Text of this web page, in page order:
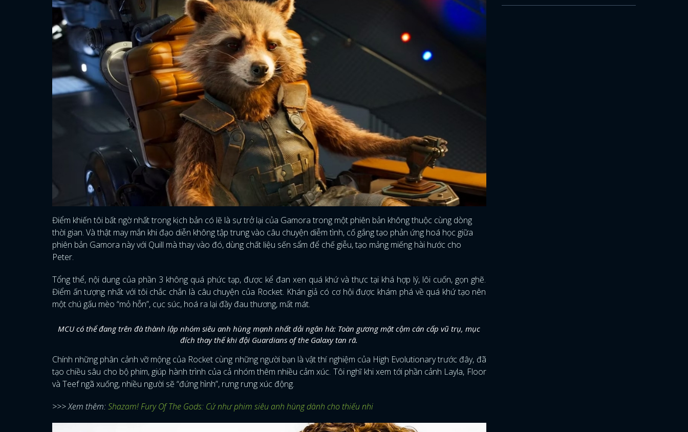
ĐĂNG NHẬP
FACEBOOK
Điểm khiến tôi bất ngờ nhất trong kịch bản có lẽ là sự trở lại của Gamora trong một phiên bản không thuộc cùng dòng
thời gian. Và thật may mắn khi đạo diễn không tập trung vào câu chuyện diễm tình, cố gắng tạo phản ứng hoá học giữa
phiên bản Gamora này với Quill mà thay vào đó, dùng chất liệu sến sẩm để chế giễu, tạo mảng miếng hài hước cho
Peter.
Tổng thể, nội dung của phần 3 không quá phức tạp, được kể đan xen quá khứ và thực tại khá hợp lý, lôi cuốn, gọn ghẽ.
Điểm ấn tượng nhất với tôi chắc chắn là câu chuyện của Rocket. Khán giả có cơ hội được khám phá về quá khứ tạo nên
một chú gấu mèo “mỏ hỗn”, cục súc, hoá ra lại đầy đau thương, mất mát.
MCU có thể đang trên đà thành lập nhóm siêu anh hùng mạnh nhất dải ngân hà: Toàn gương mặt cộm cán cấp vũ trụ, mục
đích thay thế khi đội Guardians of the Galaxy tan rã.
Chính những phân cảnh vỡ mộng của Rocket cùng những người bạn là vật thí nghiệm của High Evolutionary trước đây, đã
tạo chiều sâu cho bộ phim, giúp hành trình của cả nhóm thêm nhiều cảm xúc. Tôi nghĩ khi xem tới phần cảnh Layla, Floor
và Teef ngã xuống, nhiều người sẽ “đứng hình”, rưng rưng xúc động.
>>> Xem thêm:Shazam! Fury Of The Gods: Cứ như phim siêu anh hùng dành cho thiếu nhi